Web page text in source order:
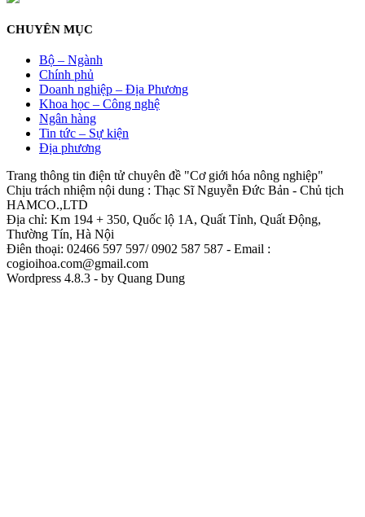
CHUYÊN MỤC
Bộ – Ngành
Chính phủ
Doanh nghiệp – Địa Phương
Khoa học – Công nghệ
Ngân hàng
Tin tức – Sự kiện
Địa phương
Trang thông tin điện tử chuyên đề "Cơ giới hóa nông nghiệp"
Chịu trách nhiệm nội dung : Thạc Sĩ Nguyễn Đức Bản - Chủ tịch
HAMCO.,LTD
Địa chỉ: Km 194 + 350, Quốc lộ 1A, Quất Tỉnh, Quất Động,
Thường Tín, Hà Nội
Điên thoại: 02466 597 597/ 0902 587 587 - Email :
cogioihoa.com@gmail.com
Wordpress 4.8.3 - by Quang Dung